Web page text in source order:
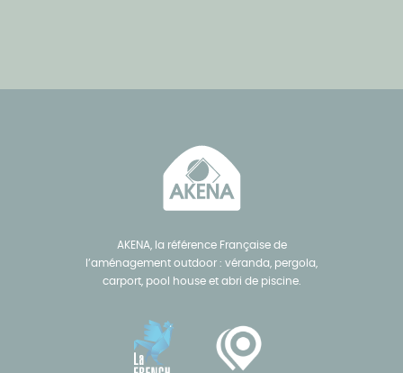
AKENA, la référence Française de
l’aménagement outdoor : véranda, pergola,
carport, pool house et abri de piscine.